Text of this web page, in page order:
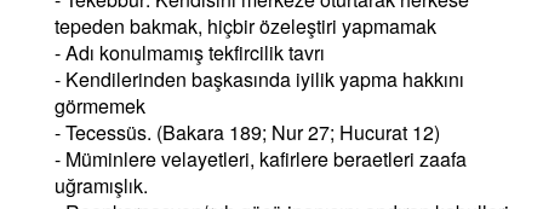
tepeden bakmak, hiçbir özeleştiri yapmamak
- Adı konulmamış tekfircilik tavrı
- Kendilerinden başkasında iyilik yapma hakkını
görmemek
- Tecessüs. (Bakara 189; Nur 27; Hucurat 12)
- Müminlere velayetleri, kafirlere beraetleri zaafa
uğramışlık.